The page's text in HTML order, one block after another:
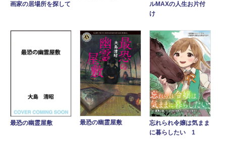
画家の居場所を探して
ルMAXの人生お片付
け
最恐の幽霊屋敷 最恐の幽霊屋敷
忘れられ令嬢は気まま
に暮らしたい 1